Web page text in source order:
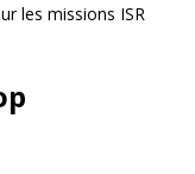
les missions ISR